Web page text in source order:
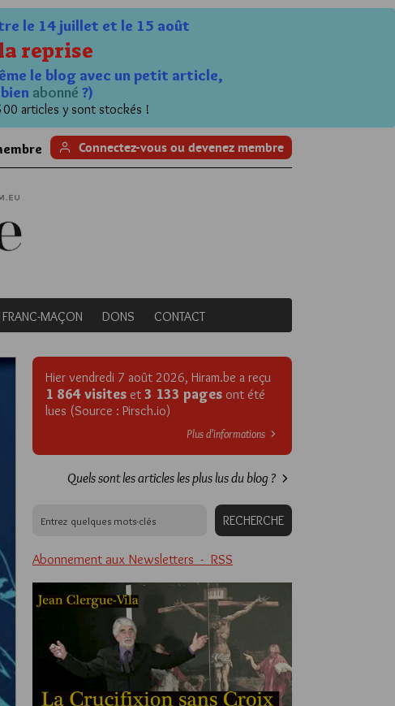
le 14 juillet et le 15 août
reprise
le blog avec un petit article,
abonné ?)
articles y sont stockés !
Connectez-vous ou devenez membre
FRANC-MAÇON DONS CONTACT
Hier vendredi 7 août 2026, Hiram.be a reçu
1 864 visites et 3 133 pages ont été
lues (Source : Pirsch.io)
Plus d’informations
Quels sont les articles les plus lus du blog ?
Abonnement aux Newsletters - RSS